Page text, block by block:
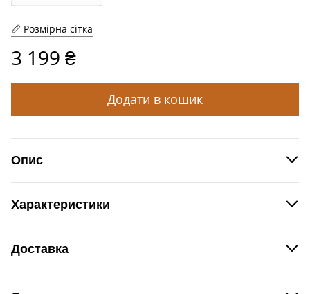
Розмірна сітка
3 199 ₴
Додати в кошик
Опис
Характеристики
Виробник Nikolo Polini, Україна
Доставка